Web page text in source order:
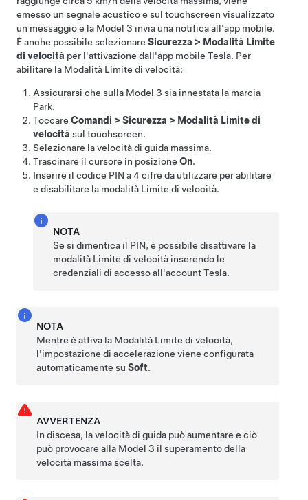
emesso un segnale acustico e sul touchscreen visualizzato
un messaggio e la Model 3 invia una notifica all'app mobile.
È anche possibile selezionare Sicurezza > Modalità Limite
di velocità per l'attivazione dall'app mobile Tesla. Per
abilitare la Modalità Limite di velocità:
Assicurarsi che sulla Model 3 sia innestata la marcia
Park.
Toccare Comandi > Sicurezza > Modalità Limite di
velocità sul touchscreen.
Selezionare la velocità di guida massima.
Trascinare il cursore in posizione On.
Inserire il codice PIN a 4 cifre da utilizzare per abilitare
e disabilitare la modalità Limite di velocità.
NOTA
Se si dimentica il PIN, è possibile disattivare la
modalità Limite di velocità inserendo le
credenziali di accesso all'account Tesla.
NOTA
Mentre è attiva la Modalità Limite di velocità,
l'impostazione di accelerazione viene configurata
automaticamente suSoft.
AVVERTENZA
In discesa, la velocità di guida può aumentare e ciò
può provocare alla Model 3 il superamento della
velocità massima scelta.